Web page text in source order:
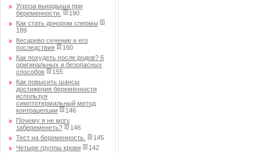
Угроза выкидыша при
беременности.
190
Как стать донором спермы
189
Кесарево сечение и его
последствия
160
Как похудеть после родов? 6
оригинальных и безопасных
способов
155
Как повысить шансы
достижения беременности
используя
симптотермальный метод
контрацепции
146
Почему я не могу
забеременеть?
146
Тест на беременность.
145
Четыре группы крови
142